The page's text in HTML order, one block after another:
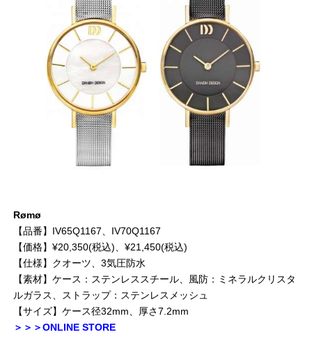
Rømø
【品番】IV65Q1167、IV70Q1167
【価格】¥20,350(税込)、¥21,450(税込)
【仕様】クオーツ、3気圧防水
【素材】ケース：ステンレススチール、風防：ミネラルクリスタ
ルガラス、ストラップ：ステンレスメッシュ
【サイズ】ケース径32mm、厚さ7.2mm
＞＞＞ONLINE STORE